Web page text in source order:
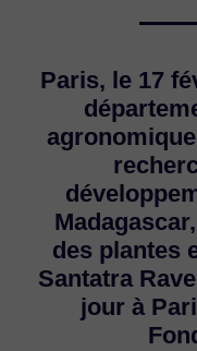
Paris, le 17
des plantes
Santatra
jour à